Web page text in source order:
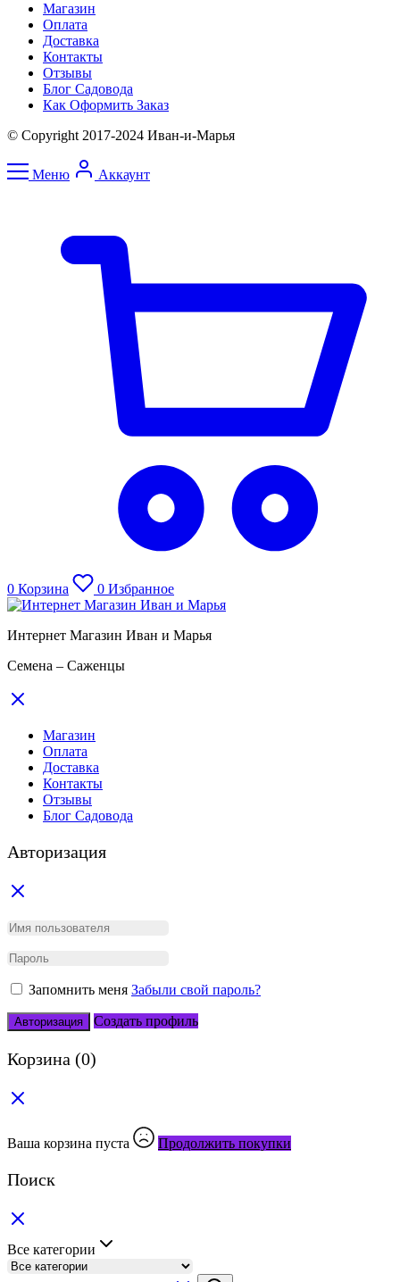
Магазин
Оплата
Доставка
Контакты
Отзывы
Блог Садовода
Как Оформить Заказ
© Copyright 2017-2024 Иван-и-Марья
Меню Аккаунт
0 Корзина 0 Избранное
Интернет Магазин Иван и Марья
Семена – Саженцы
Магазин
Оплата
Доставка
Контакты
Отзывы
Блог Садовода
Авторизация
Запомнить меня Забыли свой пароль?
Авторизация Создать профиль
Корзина (0)
Ваша корзина пуста Продолжить покупки
Поиск
Все категории